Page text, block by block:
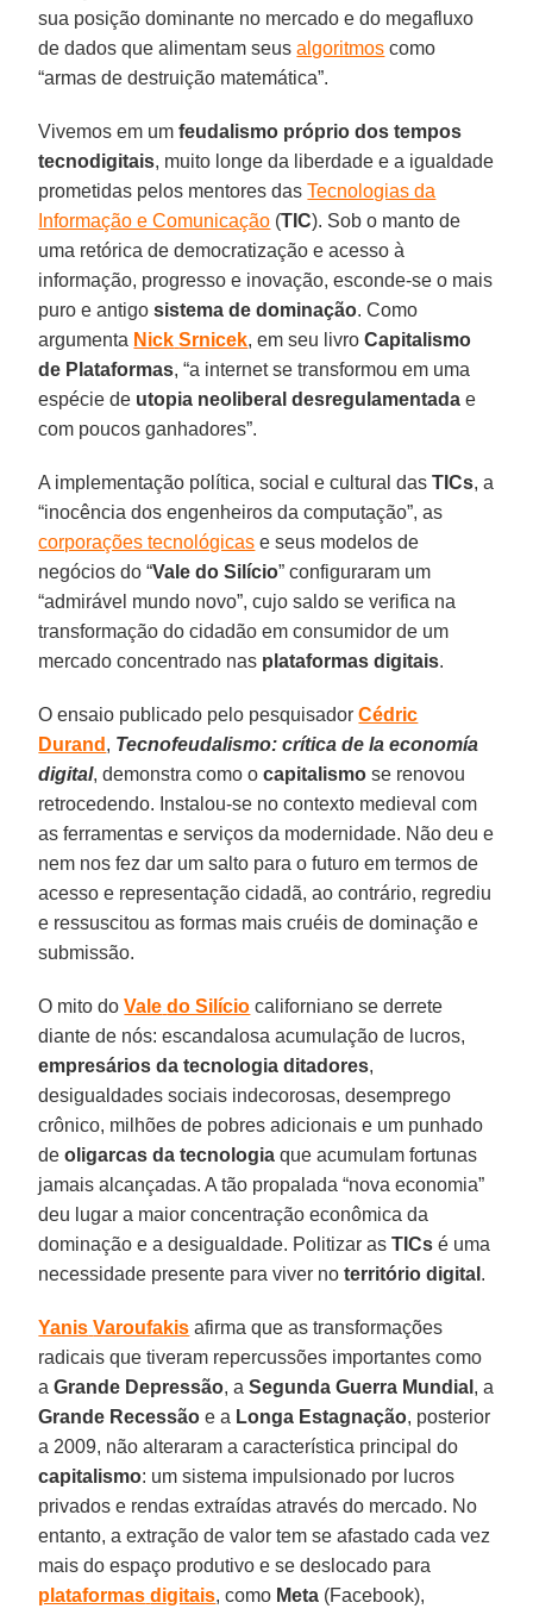
sua posição dominante no mercado e do megafluxo
de dados que alimentam seusalgoritmos como
“armas de destruição matemática”.
Vivemos em umfeudalismo próprio dos tempos
tecnodigitais, muito longe da liberdade e a igualdade
prometidas pelos mentores dasTecnologias da
Informação e Comunicação (TIC). Sob o manto de
uma retórica de democratização e acesso à
informação, progresso e inovação, esconde-se o mais
puro e antigosistema de dominação. Como
argumenta Nick Srnicek, em seu livroCapitalismo
de Plataformas, “a internet se transformou em uma
espécie de utopia neoliberal desregulamentada e
com poucos ganhadores”.
A implementação política, social e cultural dasTICs, a
“inocência dos engenheiros da computação”, as
corporações tecnológicas e seus modelos de
negócios do “Vale do Silício” configuraram um
“admirável mundo novo”, cujo saldo se verifica na
transformação do cidadão em consumidor de um
mercado concentrado nas plataformas digitais.
O ensaio publicado pelo pesquisadorCédric
Durand , Tecnofeudalismo: crítica de la economía
digital, demonstra como ocapitalismo se renovou
retrocedendo. Instalou-se no contexto medieval com
as ferramentas e serviços da modernidade. Não deu e
nem nos fez dar um salto para o futuro em termos de
acesso e representação cidadã, ao contrário, regrediu
e ressuscitou as formas mais cruéis de dominação e
submissão.
O mito doVale do Silício californiano se derrete
diante de nós: escandalosa acumulação de lucros,
empresários da tecnologia ditadores,
desigualdades sociais indecorosas, desemprego
crônico, milhões de pobres adicionais e um punhado
deoligarcas da tecnologia que acumulam fortunas
jamais alcançadas. A tão propalada “nova economia”
deu lugar a maior concentração econômica da
dominação e a desigualdade. Politizar asTICs é uma
necessidade presente para viver noterritório digital .
Yanis Varoufakis afirma que as transformações
radicais que tiveram repercussões importantes como
aGrande Depressão, aSegunda Guerra Mundial , a
Grande Recessão e a Longa Estagnação, posterior
a 2009, não alteraram a característica principal do
capitalismo: um sistema impulsionado por lucros
privados e rendas extraídas através do mercado. No
entanto, a extração de valor tem se afastado cada vez
mais do espaço produtivo e se deslocado para
plataformas digitais, como Meta (Facebook),